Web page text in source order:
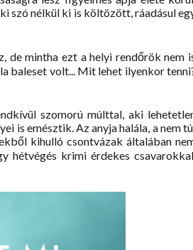
szó nélkül ki is költözött, ráadásul
de mintha ezt a helyi rendőrök nem
baleset volt... Mit lehet ilyenkor
szomorú múlttal, aki
is emésztik. Az anyja halála, a nem
kihulló csontvázak általában
hétvégés krimi érdekes csavarokkal,